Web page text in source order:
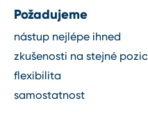
Požadujeme
nástup nejlépe ihned
zkušenosti na stejné
flexibilita
samostatnost